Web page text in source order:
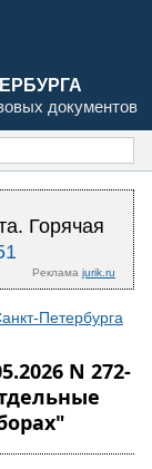
документов
Горячая
Реклама jurik.ru
Петербурга
N 272-